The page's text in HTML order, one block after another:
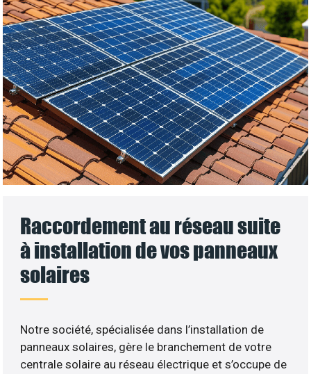
Raccordement au réseau suite
à installation de vos panneaux
solaires
Notre société, spécialisée dans l’installation de
panneaux solaires, gère le branchement de votre
centrale solaire au réseau électrique et s’occupe de